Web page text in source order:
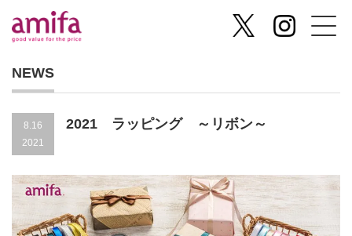
NEWS
8.16
2021
2021 ラッピング ～リボン～